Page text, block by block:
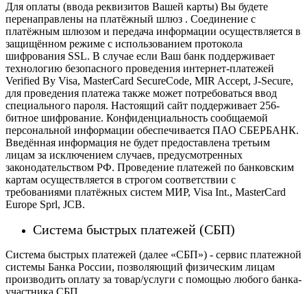
Для оплаты (ввода реквизитов Вашей карты) Вы будете
перенаправлены на платёжный шлюз . Соединение с
платёжным шлюзом и передача информации осуществляется в
защищённом режиме с использованием протокола
шифрования SSL. В случае если Ваш банк поддерживает
технологию безопасного проведения интернет-платежей
Verified By Visa, MasterCard SecureCode, MIR Accept, J-Secure,
для проведения платежа также может потребоваться ввод
специального пароля. Настоящий сайт поддерживает 256-
битное шифрование. Конфиденциальность сообщаемой
персональной информации обеспечивается ПАО СБЕРБАНК.
Введённая информация не будет предоставлена третьим
лицам за исключением случаев, предусмотренных
законодательством РФ. Проведение платежей по банковским
картам осуществляется в строгом соответствии с
требованиями платёжных систем МИР, Visa Int., MasterCard
Europe Sprl, JCB.
Система быстрых платежей (СБП)
Система быстрых платежей (далее «СБП») - сервис платежной
системы Банка России, позволяющий физическим лицам
производить оплату за товар/услуги с помощью любого банка-